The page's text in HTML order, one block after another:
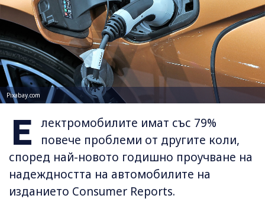
Pixabay.com
Е
лектромобилите имат със 79%
повече проблеми от другите коли,
според най-новото годишно проучване на
надеждността на автомобилите на
изданието Consumer Reports.